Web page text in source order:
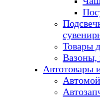
Товары
Вазоны,
Автотовары